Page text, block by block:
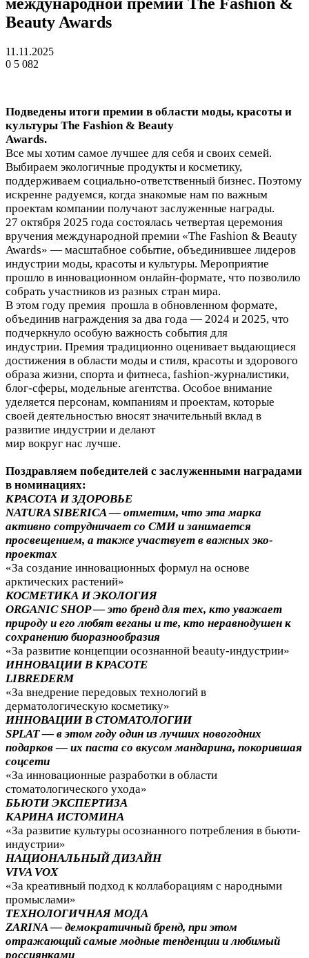
Beauty Awards
11.11.2025
0 5 082
Подведены итоги премии в области моды, красоты и
культуры The Fashion & Beauty
Awards.
Все мы хотим самое лучшее для себя и своих семей.
Выбираем экологичные продукты и косметику,
поддерживаем социально-ответственный бизнес. Поэтому
искренне радуемся, когда знакомые нам по важным
проектам компании получают заслуженные награды.
27 октября 2025 года состоялась четвертая церемония
вручения международной премии «The Fashion & Beauty
Awards» — масштабное событие, объединившее лидеров
индустрии моды, красоты и культуры. Мероприятие
прошло в инновационном онлайн-формате, что позволило
собрать участников из разных стран мира.
В этом году премия прошла в обновленном формате,
объединив награждения за два года — 2024 и 2025, что
подчеркнуло особую важность события для
индустрии. Премия традиционно оценивает выдающиеся
достижения в области моды и стиля, красоты и здорового
образа жизни, спорта и фитнеса, fashion-журналистики,
блог-сферы, модельные агентства. Особое внимание
уделяется персонам, компаниям и проектам, которые
своей деятельностью вносят значительный вклад в
развитие индустрии и делают
мир вокруг нас лучше.
Поздравляем победителей с заслуженными наградами
в номинациях:
КРАСОТА И ЗДОРОВЬЕ
NATURA SIBERICA — отметим, что эта марка
активно сотрудничает со СМИ и занимается
просвещением, а также участвует в важных эко-
проектах
«За создание инновационных формул на основе
арктических растений»
КОСМЕТИКА И ЭКОЛОГИЯ
ORGANIC SHOP — это бренд для тех, кто уважает
природу и его любят веганы и те, кто неравнодушен к
сохранению биоразнообразия
«За развитие концепции осознанной beauty-индустрии»
ИННОВАЦИИ В КРАСОТЕ
LIBREDERM
«За внедрение передовых технологий в
дерматологическую косметику»
ИННОВАЦИИ В СТОМАТОЛОГИИ
SPLAT — в этом году один из лучших новогодних
подарков — их паста со вкусом мандарина, покорившая
соцсети
«За инновационные разработки в области
стоматологического ухода»
БЬЮТИ ЭКСПЕРТИЗА
КАРИНА ИСТОМИНА
«За развитие культуры осознанного потребления в бьюти-
индустрии»
НАЦИОНАЛЬНЫЙ ДИЗАЙН
VIVA VOX
«За креативный подход к коллаборациям с народными
промыслами»
ТЕХНОЛОГИЧНАЯ МОДА
ZARINA — демократичный бренд, при этом
отражающий самые модные тенденции и любимый
россиянками